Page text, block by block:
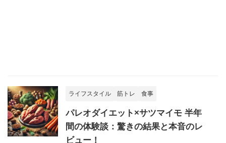
ライフスタイル 筋トレ 食事
パレオダイエット×サツマイモ 半年
間の体験談：驚きの結果と本音のレ
ビュー！